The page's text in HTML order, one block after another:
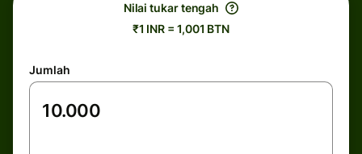
Nilai tukar tengah
₹1 INR = 1,001 BTN
Jumlah